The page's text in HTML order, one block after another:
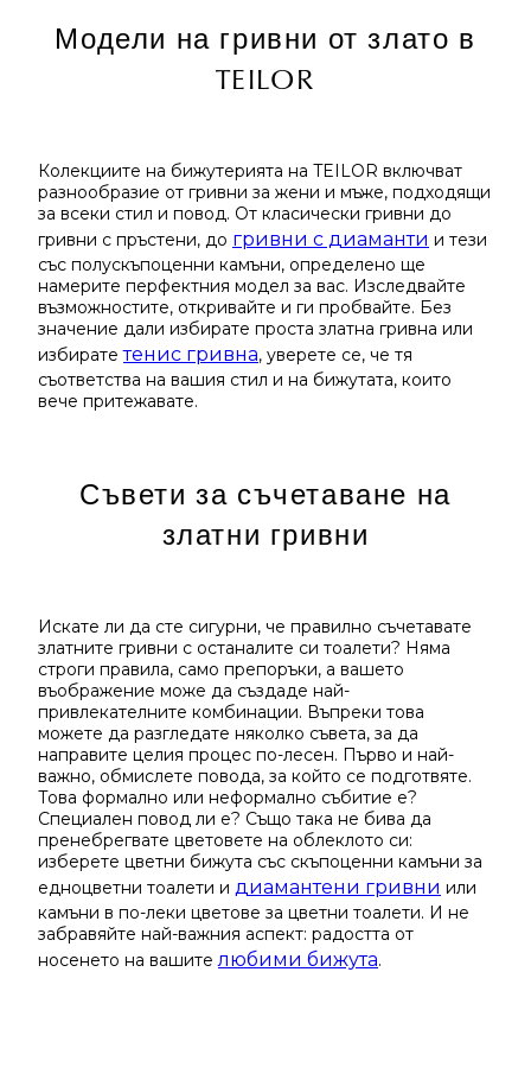
Модели на гривни от злато в
TEILOR
Колекциите на бижутерията на TEILOR включват
разнообразие от гривни за жени и мъже, подходящи
за всеки стил и повод. От класически гривни до
гривни с пръстени, до гривни с диаманти и тези
със полускъпоценни камъни, определено ще
намерите перфектния модел за вас. Изследвайте
възможностите, откривайте и ги пробвайте. Без
значение дали избирате проста златна гривна или
избиратетенис гривна, уверете се, че тя
съответства на вашия стил и на бижутата, които
вече притежавате.
Съвети за съчетаване на
златни гривни
Искате ли да сте сигурни, че правилно съчетавате
златните гривни с останалите си тоалети? Няма
строги правила, само препоръки, а вашето
въображение може да създаде най-
привлекателните комбинации. Въпреки това
можете да разгледате няколко съвета, за да
направите целия процес по-лесен. Първо и най-
важно, обмислете повода, за който се подготвяте.
Това формално или неформално събитие е?
Специален повод ли е? Също така не бива да
пренебрегвате цветовете на облеклото си:
изберете цветни бижута със скъпоценни камъни за
едноцветни тоалети и диамантени гривни или
камъни в по-леки цветове за цветни тоалети. И не
забравяйте най-важния аспект: радостта от
носенето на вашителюбими бижута.